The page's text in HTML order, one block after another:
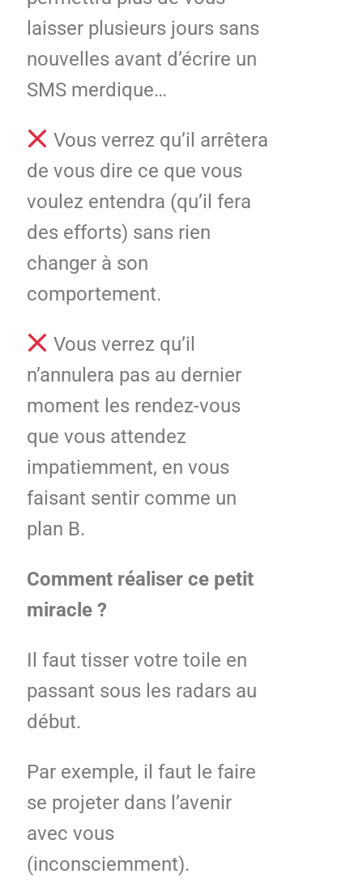
laisser plusieurs jours sans
nouvelles avant d’écrire un
SMS merdique…
Vous verrez qu’il arrêtera
de vous dire ce que vous
voulez entendra (qu’il fera
des efforts) sans rien
changer à son
comportement.
Vous verrez qu’il
n’annulera pas au dernier
moment les rendez-vous
que vous attendez
impatiemment, en vous
faisant sentir comme un
plan B.
Comment réaliser ce petit
miracle ?
Il faut tisser votre toile en
passant sous les radars au
début.
Par exemple, il faut le faire
se projeter dans l’avenir
avec vous
(inconsciemment).